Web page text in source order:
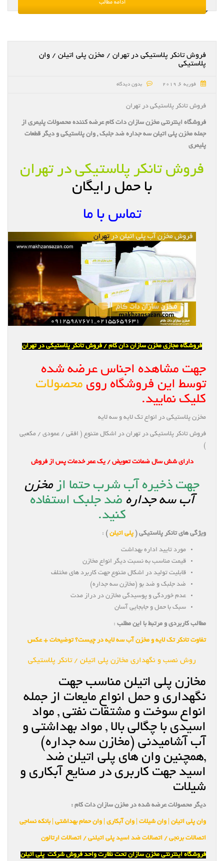
ادامه مطالب
فروش تانکر پلاستیکی در تهران / مخزن پلی اتیلن / وان
پلاستیکی
فوریه 6, 2019 بدون دیدگاه
فروش تانکر پلاستیکی در تهران
فروشگاه اینترنتی مخزن سازان دات کام عرضه کننده محصولات پلیمری از
جمله مخزن پلی اتیلن سه جداره ضد جلبک , وان پلاستیکی و دیگر قطعات
پلیمری
فروش تانکر پلاستیکی در تهران
با حمل رایگان
تماس با ما
فروشگاه مجازی مخزن سازان دان کام / فروش تانکر پلاستیکی در تهران
جهت مشاهده اجناس عرضه شده
توسط این فروشگاه روی محصولات
کلیک نمایید.
مخزن پلاستیکی در انواع تک لایه و سه لایه
فروش تانکر پلاستیکی در تهران در اشکال متنوع ( افقی / عمودی / مکعبی
)
دارای شش سال ضمانت تعویض / یک عمر خدمات پس از فروش
جهت ذخیره آب شرب حتما از مخزن
آب سه جداره ضد جلبک استفاده
کنید.
ویژگی های تانکر پلاستیکی ( پلی اتیلن )
:
مورد تایید اداره بهداشت
قیمت مناسب به نسبت دیگر انواع مخازن
قابلیت تولید در اشکال متنوع جهت کاربرد های مختلف
ضد جلبک و ضد بو (مخازن سه جداره)
عدم خوردگی و پوسیدگی مخازن در دراز مدت
سبک با حمل و جابجایی آسان
مطالب کاربردی و مرتبط با این مطلب :
تفاوت تانکر تک لایه و مخزن آب سه لایه در چیست؟ توضیحات + عکس
روش نصب و نگهداری مخازن پلی اتیلن / تانکر پلاستیکی
مخازن پلی اتیلن مناسب جهت
نگهداری و حمل انواع مایعات از جمله
انواع سوخت و مشتقات نفتی , مواد
اسیدی با چگالی بالا , مواد بهداشتی و
آب آشامیدنی (مخازن سه جداره)
,همچنین وان های پلی اتیلن ضد
اسید جهت کاربری در صنایع آبکاری و
شیلات
دیگر محصولات عرضه شده در مخزن سازان دات کام :
وان پلی اتیلن | وان شیلات | وان آبکاری | وان حمام بهداشتی | بانکه نساجی
اتصالات برنجی / اتصالات ضد اسید پلی اتیلنی / اتصالات ارتالون
فروشگاه اینترنتی مخزن سازان تحت نظارت واحد فروش شرکت پلی اتیلن